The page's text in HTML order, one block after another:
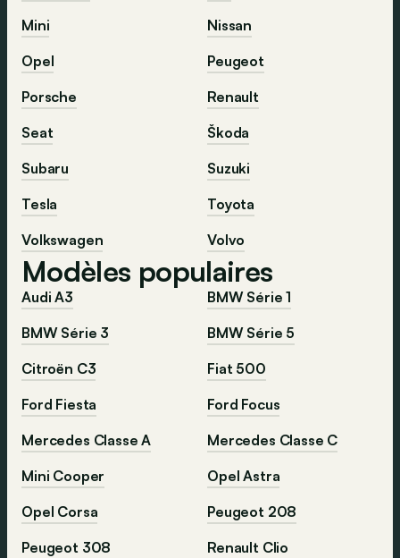
Mini
Nissan
Opel
Peugeot
Porsche
Renault
Seat
Škoda
Subaru
Suzuki
Tesla
Toyota
Volkswagen
Volvo
Modèles populaires
Audi A3
BMW Série 1
BMW Série 3
BMW Série 5
Citroën C3
Fiat 500
Ford Fiesta
Ford Focus
Mercedes Classe A
Mercedes Classe C
Mini Cooper
Opel Astra
Opel Corsa
Peugeot 208
Peugeot 308
Renault Clio